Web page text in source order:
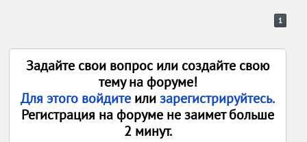
1
Задайте свои вопрос или создайте свою
тему на форуме!
Для этого войдите илизарегистрируйтесь.
Регистрация на форуме не заимет больше
2 минут.